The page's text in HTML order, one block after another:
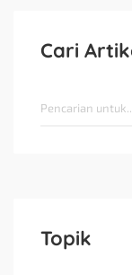
Cari
Topik